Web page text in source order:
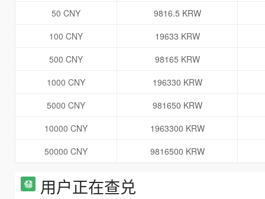
50 CNY
9816.5 KRW
100 CNY
19633 KRW
500 CNY
98165 KRW
1000 CNY
196330 KRW
5000 CNY
981650 KRW
10000 CNY
1963300 KRW
50000 CNY
9816500 KRW
用户正在查兑